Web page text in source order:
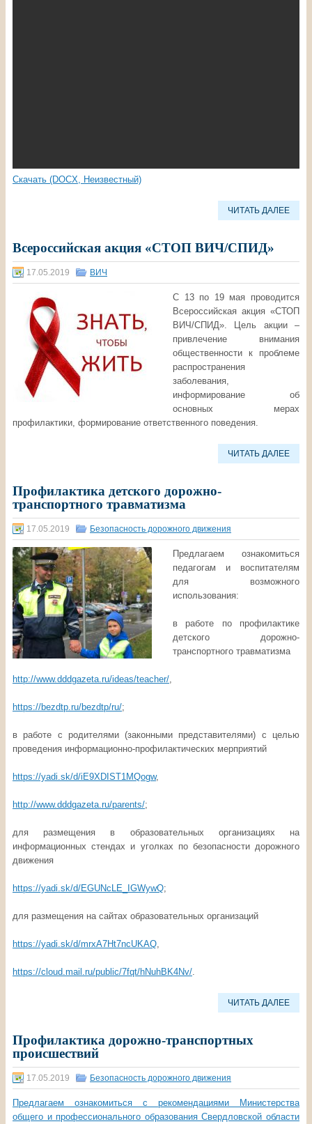
Скачать (DOCX, Неизвестный)
ЧИТАТЬ ДАЛЕЕ
Всероссийская акция «СТОП ВИЧ/СПИД»
17.05.2019 ВИЧ
С 13 по 19 мая проводится
Всероссийская акция «СТОП
ВИЧ/СПИД». Цель акции –
привлечение внимания
общественности к проблеме
распространения
заболевания,
информирование об
основных мерах
профилактики, формирование ответственного поведения.
ЧИТАТЬ ДАЛЕЕ
Профилактика детского дорожно-
транспортного травматизма
17.05.2019 Безопасность дорожного движения
Предлагаем ознакомиться
педагогам и воспитателям
для возможного
использования:
в работе по профилактике
детского дорожно-
транспортного травматизма
http://www.dddgazeta.ru/ideas/teacher/
https://bezdtp.ru/bezdtp/ru/;
в работе с родителями (законными представителями) с целью
проведения информационно-профилактических мерприятий
https://yadi.sk/d/iE9XDIST1MQogw,
http://www.dddgazeta.ru/parents/;
для размещения в образовательных организациях на
информационных стендах и уголках по безопасности дорожного
движения
https://yadi.sk/d/EGUNcLE_IGWywQ;
для размещения на сайтах образовательных организаций
https://yadi.sk/d/mrxA7Ht7ncUKAQ
https://cloud.mail.ru/public/7fqt/hNuhBK4Nv/
ЧИТАТЬ ДАЛЕЕ
Профилактика дорожно-транспортных
происшествий
17.05.2019 Безопасность дорожного движения
Предлагаем ознакомиться с рекомендациями Министерства
общего и профессионального образования Свердловской области